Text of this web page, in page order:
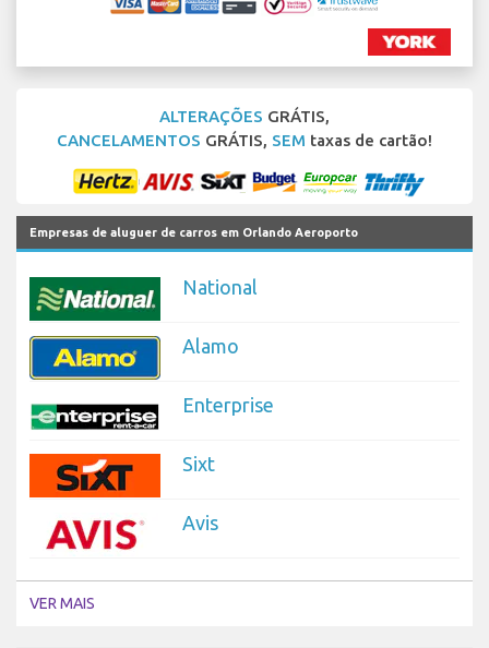
ALTERAÇÕES GRÁTIS,
CANCELAMENTOS GRÁTIS, SEM taxas de cartão!
Empresas de aluguer de carros em Orlando Aeroporto
National
Alamo
Enterprise
Sixt
Avis
VER MAIS